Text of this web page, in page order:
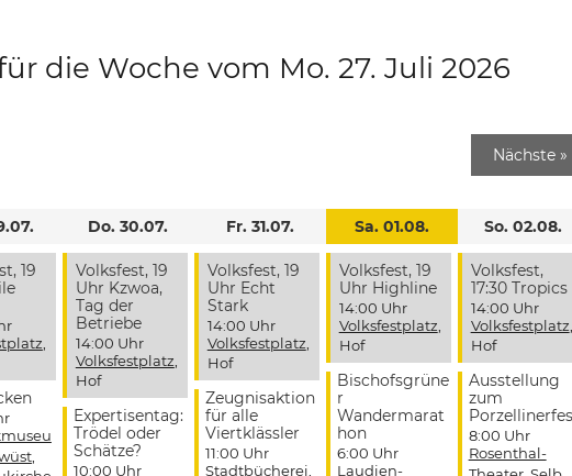
die Woche vom Mo. 27. Juli 2026
Nächste »
19
,
,
Do. 30.07.
Volksfest, 19
Uhr Kzwoa,
Tag der
Betriebe
14:00 Uhr
Volksfestplatz,
Hof
Expertisentag:
Trödel oder
Schätze?
10:00 Uhr
Fr. 31.07.
Volksfest, 19
Uhr Echt
Stark
14:00 Uhr
Volksfestplatz,
Hof
Zeugnisaktion
für alle
Viertklässler
11:00 Uhr
Stadtbücherei,
Sa. 01.08.
Volksfest, 19
Uhr Highline
14:00 Uhr
Volksfestplatz,
Hof
Bischofsgrüne
r
Wandermarat
hon
6:00 Uhr
Laudien-
So. 02.08.
Volksfest,
17:30 Tropics
14:00 Uhr
Volksfestplatz,
Hof
Ausstellung
zum
8:00 Uhr
Rosenthal-